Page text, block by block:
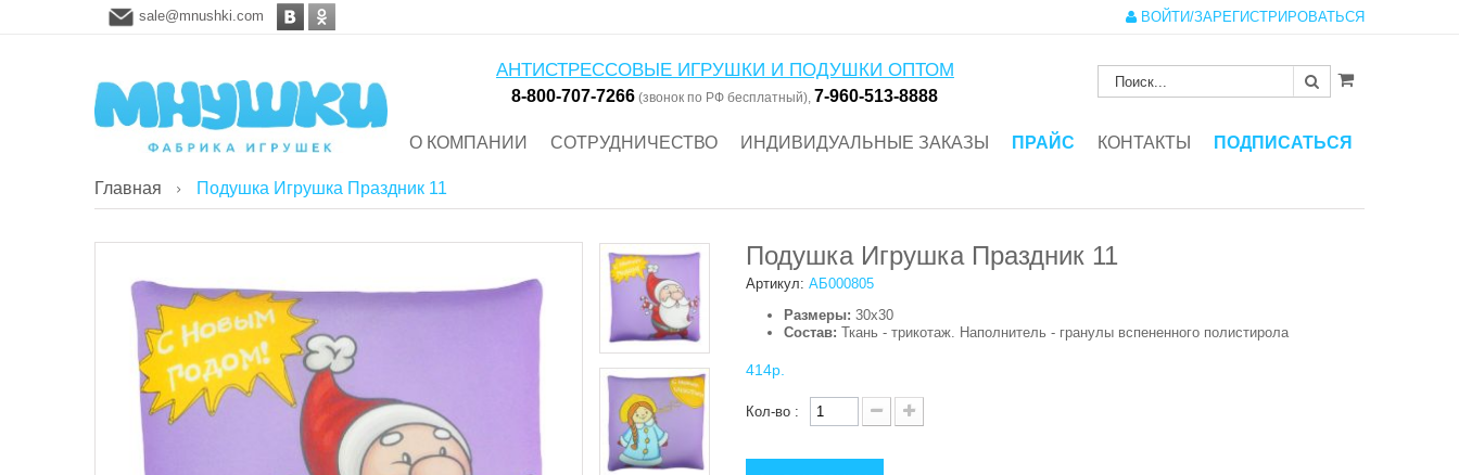
ВОЙТИ/ЗАРЕГИСТРИРОВАТЬСЯ
sale@mnushki.com
АНТИСТРЕССОВЫЕ ИГРУШКИ И ПОДУШКИ ОПТОМ
8-800-707-7266 (звонок по РФ бесплатный), 7-960-513-8888
О КОМПАНИИ СОТРУДНИЧЕСТВО ИНДИВИДУАЛЬНЫЕ ЗАКАЗЫ ПРАЙС КОНТАКТЫ ПОДПИСАТЬСЯ
Главная Подушка Игрушка Праздник 11
Подушка Игрушка Праздник 11
Артикул: АБ000805
Размеры: 30х30
Состав: Ткань - трикотаж. Наполнитель - гранулы вспененного полистирола
414р.
Кол-во :